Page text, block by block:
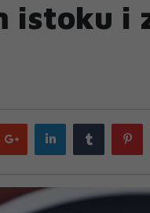
istoku i
Google
plus
LinkedIn Tumblr